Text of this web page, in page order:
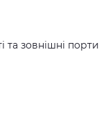
та зовнішні порти